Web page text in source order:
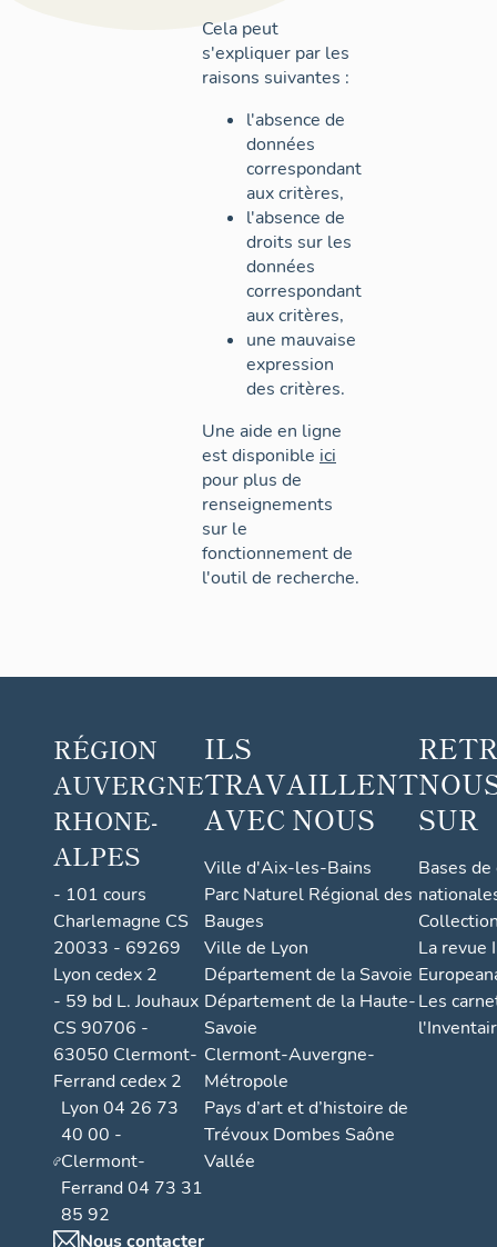
Cela peut
s'expliquer par les
raisons suivantes :
l'absence de
données
correspondant
aux critères,
l'absence de
droits sur les
données
correspondant
aux critères,
une mauvaise
expression
des critères.
Une aide en ligne
est disponible ici
pour plus de
renseignements
sur le
fonctionnement de
l'outil de recherche.
RÉGION
AUVERGNE
RHONE-
ALPES
- 101 cours
Charlemagne CS
20033 - 69269
Lyon cedex 2
- 59 bd L. Jouhaux
CS 90706 -
63050 Clermont-
Ferrand cedex 2
Lyon 04 26 73
40 00 -
Clermont-
Ferrand 04 73 31
85 92
Nous contacter
ILS
TRAVAILLENT
AVEC NOUS
Ville d'Aix-les-Bains
Parc Naturel Régional des
Bauges
Ville de Lyon
Département de la Savoie
Département de la Haute-
Savoie
Clermont-Auvergne-
Métropole
Pays d’art et d’histoire de
Trévoux Dombes Saône
Vallée
SUR
Bases
La revue
Les